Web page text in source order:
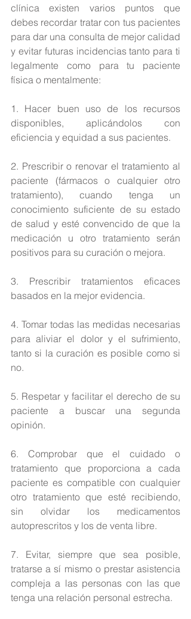
clínica existen varios puntos que
debes recordar tratar con tus pacientes
para dar una consulta de mejor calidad
y evitar futuras incidencias tanto para ti
legalmente como para tu paciente
física o mentalmente:
1. Hacer buen uso de los recursos
disponibles, aplicándolos con
eficiencia y equidad a sus pacientes.
2. Prescribir o renovar el tratamiento al
paciente (fármacos o cualquier otro
tratamiento), cuando tenga un
conocimiento suficiente de su estado
de salud y esté convencido de que la
medicación u otro tratamiento serán
positivos para su curación o mejora.
3. Prescribir tratamientos eficaces
basados en la mejor evidencia.
4. Tomar todas las medidas necesarias
para aliviar el dolor y el sufrimiento,
tanto si la curación es posible como si
no.
5. Respetar y facilitar el derecho de su
paciente a buscar una segunda
opinión.
6. Comprobar que el cuidado o
tratamiento que proporciona a cada
paciente es compatible con cualquier
otro tratamiento que esté recibiendo,
sin olvidar los medicamentos
autoprescritos y los de venta libre.
7. Evitar, siempre que sea posible,
tratarse a sí mismo o prestar asistencia
compleja a las personas con las que
tenga una relación personal estrecha.